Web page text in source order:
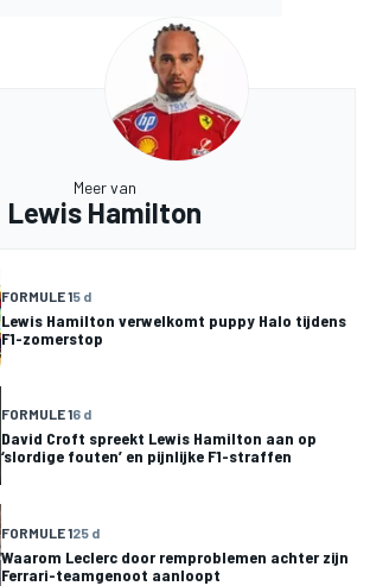
Meer van
Lewis Hamilton
FORMULE 15 d
Lewis Hamilton verwelkomt puppy Halo tijdens
F1-zomerstop
FORMULE 16 d
David Croft spreekt Lewis Hamilton aan op
‘slordige fouten’ en pijnlijke F1-straffen
FORMULE 125 d
Waarom Leclerc door remproblemen achter zijn
Ferrari-teamgenoot aanloopt